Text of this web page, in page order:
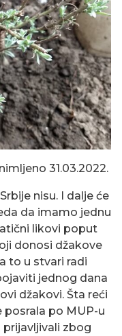
31.03.2022.
nisu. I dalje će
da imamo jednu
likovi poput
donosi džakove
to u stvari radi
jednog dana
džakovi. Šta reći
po MUP-u
prijavljivali zbog